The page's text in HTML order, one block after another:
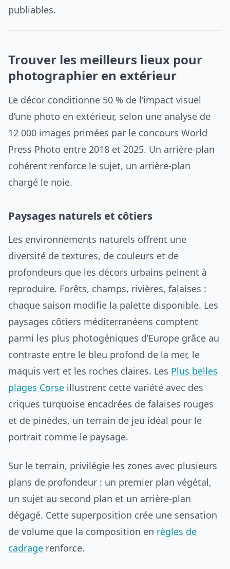
publiables.
Trouver les meilleurs lieux pour
photographier en extérieur
Le décor conditionne 50 % de l’impact visuel
d’une photo en extérieur, selon une analyse de
12 000 images primées par le concours World
Press Photo entre 2018 et 2025. Un arrière-plan
cohérent renforce le sujet, un arrière-plan
chargé le noie.
Paysages naturels et côtiers
Les environnements naturels offrent une
diversité de textures, de couleurs et de
profondeurs que les décors urbains peinent à
reproduire. Forêts, champs, rivières, falaises :
chaque saison modifie la palette disponible. Les
paysages côtiers méditerranéens comptent
parmi les plus photogéniques d’Europe grâce au
contraste entre le bleu profond de la mer, le
maquis vert et les roches claires. Les Plus belles
plages Corse illustrent cette variété avec des
criques turquoise encadrées de falaises rouges
et de pinèdes, un terrain de jeu idéal pour le
portrait comme le paysage.
Sur le terrain, privilégie les zones avec plusieurs
plans de profondeur : un premier plan végétal,
un sujet au second plan et un arrière-plan
dégagé. Cette superposition crée une sensation
de volume que la composition en règles de
cadrage renforce.